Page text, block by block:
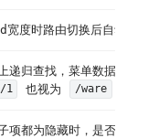
宽度时路由切换后自动关闭
递归查找，菜单数据源包含
1 也视为 /ware
项都为隐藏时，是否也隐藏